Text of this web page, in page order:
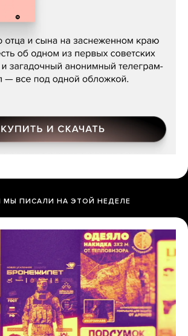
Туровский, «Разрыв»
МЫ ПИСАЛИ НА ЭТОЙ НЕДЕЛЕ